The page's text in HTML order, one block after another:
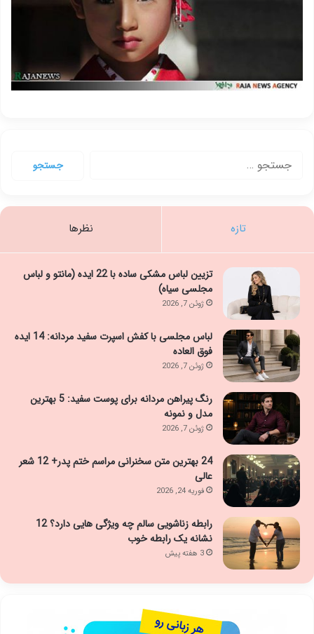
تازه نظرها
تزیین لباس مشکی ساده با 22 ایده (مانتو و لباس
مجلسی سیاه)
ژوئن 7, 2026
لباس مجلسی با کفش اسپرت سفید مردانه: 14 ایده
فوق العاده
ژوئن 7, 2026
رنگ پیراهن مردانه برای پوست سفید: 5 بهترین
مدل و نمونه
ژوئن 7, 2026
24 بهترین متن سخنرانی مراسم ختم پدر+ 12 شعر
عالی
فوریه 24, 2026
رابطه زناشویی سالم چه ویژگی هایی دارد؟ 12
نشانه یک رابطه خوب
3 هفته پیش